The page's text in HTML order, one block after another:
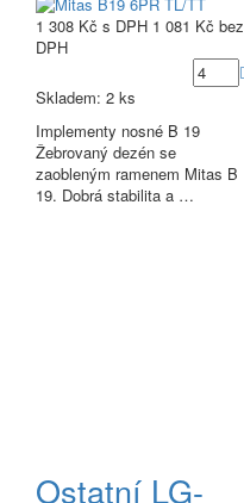
1 308 Kč s DPH 1 081 Kč bez
DPH
Skladem: 2 ks
Implementy nosné B 19
Žebrovaný dezén se
zaobleným ramenem Mitas B
19. Dobrá stabilita a …
Ostatní LG-